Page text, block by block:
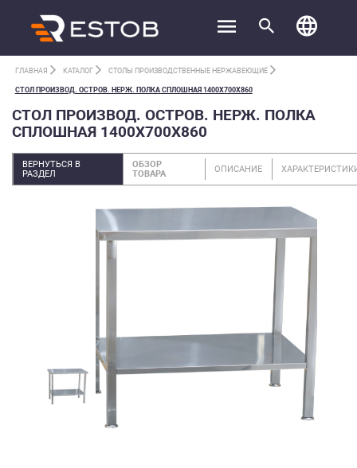
ГЛАВНАЯ КАТАЛОГ СТОЛЫ ПРОИЗВОДСТВЕННЫЕ НЕРЖАВЕЮЩИЕ
СТОЛ ПРОИЗВОД. ОСТРОВ. НЕРЖ. ПОЛКА СПЛОШНАЯ 1400Х700Х860
СТОЛ ПРОИЗВОД. ОСТРОВ. НЕРЖ. ПОЛКА
СПЛОШНАЯ 1400Х700Х860
ВЕРНУТЬСЯ В
РАЗДЕЛ
ОБЗОР
ТОВАРА
ОПИСАНИЕ